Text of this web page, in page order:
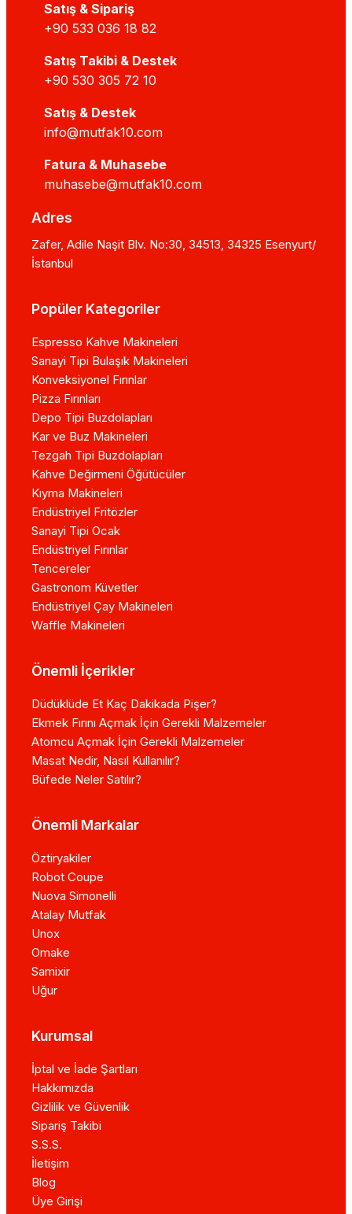
Satış & Sipariş
+90 533 036 18 82
Satış Takibi & Destek
+90 530 305 72 10
Satış & Destek
info@mutfak10.com
Fatura & Muhasebe
muhasebe@mutfak10.com
Adres
Zafer, Adile Naşit Blv. No:30, 34513, 34325 Esenyurt/
İstanbul
Popüler Kategoriler
Espresso Kahve Makineleri
Sanayi Tipi Bulaşık Makineleri
Konveksiyonel Fırınlar
Pizza Fırınları
Depo Tipi Buzdolapları
Kar ve Buz Makineleri
Tezgah Tipi Buzdolapları
Kahve Değirmeni Öğütücüler
Kıyma Makineleri
Endüstriyel Fritözler
Sanayi Tipi Ocak
Endüstriyel Fırınlar
Tencereler
Gastronom Küvetler
Endüstriyel Çay Makineleri
Waffle Makineleri
Önemli İçerikler
Düdüklüde Et Kaç Dakikada Pişer?
Ekmek Fırını Açmak İçin Gerekli Malzemeler
Atomcu Açmak İçin Gerekli Malzemeler
Masat Nedir, Nasıl Kullanılır?
Büfede Neler Satılır?
Önemli Markalar
Öztiryakiler
Robot Coupe
Nuova Simonelli
Atalay Mutfak
Unox
Omake
Samixir
Uğur
Kurumsal
İptal ve İade Şartları
Hakkımızda
Gizlilik ve Güvenlik
Sipariş Takibi
S.S.S.
İletişim
Blog
Üye Girişi